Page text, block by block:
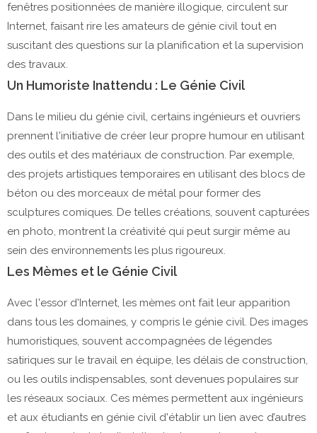
fenêtres positionnées de manière illogique, circulent sur
Internet, faisant rire les amateurs de génie civil tout en
suscitant des questions sur la planification et la supervision
des travaux.
Un Humoriste Inattendu : Le Génie Civil
Dans le milieu du génie civil, certains ingénieurs et ouvriers
prennent l'initiative de créer leur propre humour en utilisant
des outils et des matériaux de construction. Par exemple,
des projets artistiques temporaires en utilisant des blocs de
béton ou des morceaux de métal pour former des
sculptures comiques. De telles créations, souvent capturées
en photo, montrent la créativité qui peut surgir même au
sein des environnements les plus rigoureux.
Les Mèmes et le Génie Civil
Avec l'essor d'Internet, les mèmes ont fait leur apparition
dans tous les domaines, y compris le génie civil. Des images
humoristiques, souvent accompagnées de légendes
satiriques sur le travail en équipe, les délais de construction,
ou les outils indispensables, sont devenues populaires sur
les réseaux sociaux. Ces mèmes permettent aux ingénieurs
et aux étudiants en génie civil d'établir un lien avec d’autres